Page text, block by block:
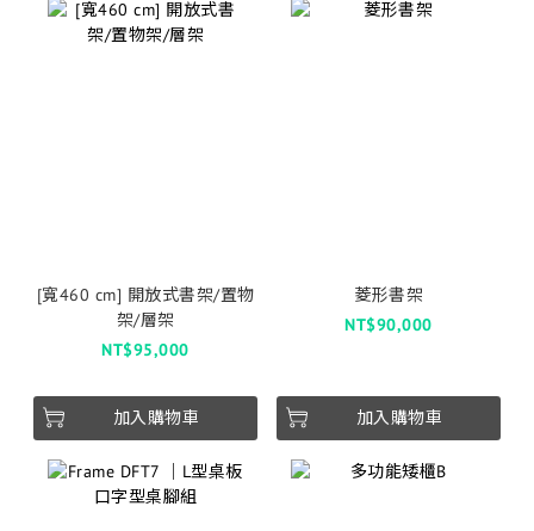
[寬460 cm] 開放式書架/置物
架/層架
NT$95,000
加入購物車
菱形書架
NT$90,000
加入購物車